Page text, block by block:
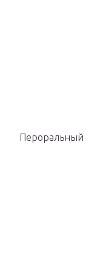
Пероральный